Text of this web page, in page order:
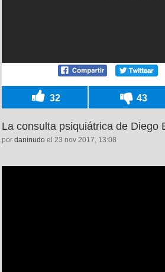
32 43
La consulta psiquiátrica de Diego
por daninudo el 23 nov 2017, 13:08